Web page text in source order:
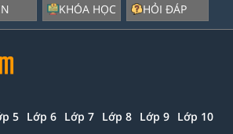
KHÓA HỌC
HỎI ĐÁP
5 Lớp 6 Lớp 7 Lớp 8 Lớp 9 Lớp 10